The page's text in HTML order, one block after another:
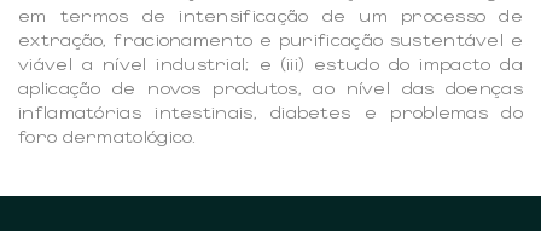
em termos de intensificação de um processo de
extração, fracionamento e purificação sustentável e
viável a nível industrial; e (iii) estudo do impacto da
aplicação de novos produtos, ao nível das doenças
inflamatórias intestinais, diabetes e problemas do
foro dermatológico.